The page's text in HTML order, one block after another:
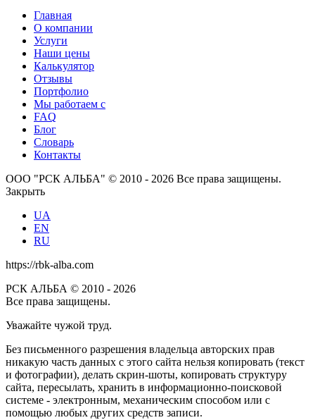
Главная
О компании
Услуги
Наши цены
Калькулятор
Отзывы
Портфолио
Мы работаем с
FAQ
Блог
Словарь
Контакты
ООО "РСК АЛЬБА" © 2010 - 2026 Все права защищены.
Закрыть
UA
EN
RU
https://rbk-alba.com
РСК АЛЬБА © 2010 - 2026
Все права защищены.
Уважайте чужой труд.
Без письменного разрешения владельца авторских прав
никакую часть данных с этого сайта нельзя копировать (текст
и фотографии), делать скрин-шоты, копировать структуру
сайта, пересылать, хранить в информационно-поисковой
системе - электронным, механическим способом или с
помощью любых других средств записи.